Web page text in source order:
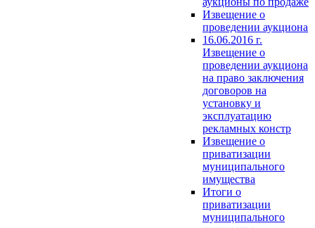
Извещение о
проведении аукциона
16.06.2016 г.
Извещение о
проведении аукциона
на право заключения
договоров на
установку и
эксплуатацию
рекламных констр
Извещение о
приватизации
муниципального
имущества
Итоги о
приватизации
муниципального